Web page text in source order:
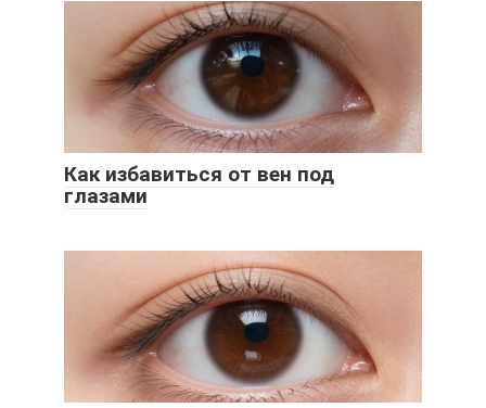
Как избавиться от вен под
глазами